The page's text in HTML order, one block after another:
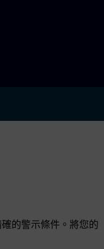
的警示條件。將您的